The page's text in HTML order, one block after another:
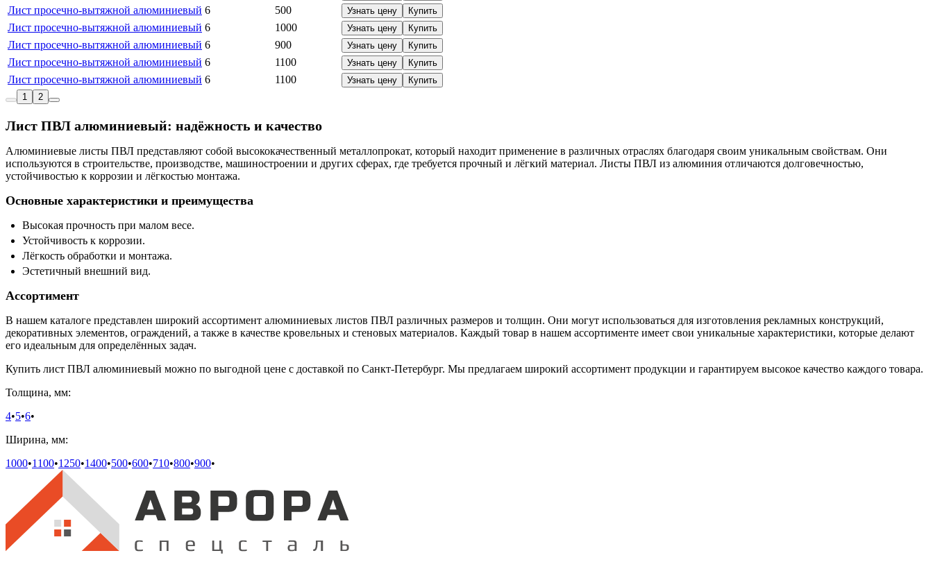
Лист просечно-вытяжной алюминиевый 6 500 Узнать цену Купить
Лист просечно-вытяжной алюминиевый 6 1000 Узнать цену Купить
Лист просечно-вытяжной алюминиевый 6 900 Узнать цену Купить
Лист просечно-вытяжной алюминиевый 6 1100 Узнать цену Купить
Лист просечно-вытяжной алюминиевый 6 1100 Узнать цену
Купить
1
2
Лист ПВЛ алюминиевый: надёжность и качество
Алюминиевые листы ПВЛ представляют собой высококачественный металлопрокат, который находит применение в различных отраслях благодаря своим уникальным свойствам. Они
используются в строительстве, производстве, машиностроении и других сферах, где требуется прочный и лёгкий материал. Листы ПВЛ из алюминия отличаются долговечностью,
устойчивостью к коррозии и лёгкостью монтажа.
Основные характеристики и преимущества
Высокая прочность при малом весе.
Устойчивость к коррозии.
Лёгкость обработки и монтажа.
Эстетичный внешний вид.
Ассортимент
В нашем каталоге представлен широкий ассортимент алюминиевых листов ПВЛ различных размеров и толщин. Они могут использоваться для изготовления рекламных конструкций,
декоративных элементов, ограждений, а также в качестве кровельных и стеновых материалов. Каждый товар в нашем ассортименте имеет свои уникальные характеристики, которые делают
его идеальным для определённых задач.
Купить лист ПВЛ алюминиевый можно по выгодной цене с доставкой по Санкт-Петербург. Мы предлагаем широкий ассортимент продукции и гарантируем высокое качество каждого товара.
Толщина, мм:
4•5•6•
Ширина, мм:
1000•1100•1250•1400•500•600•710•800•900•